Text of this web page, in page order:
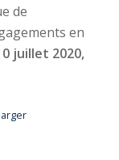
de
en
juillet 2020,